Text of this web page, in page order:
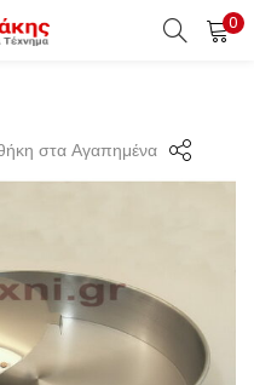
0
στα Αγαπημένα